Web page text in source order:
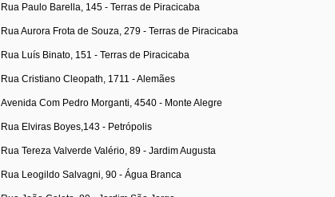
Rua Paulo Barella, 145 - Terras de Piracicaba
Rua Aurora Frota de Souza, 279 - Terras de Piracicaba
Rua Luís Binato, 151 - Terras de Piracicaba
Rua Cristiano Cleopath, 1711 - Alemães
Avenida Com Pedro Morganti, 4540 - Monte Alegre
Rua Elviras Boyes,143 - Petrópolis
Rua Tereza Valverde Valério, 89 - Jardim Augusta
Rua Leogildo Salvagni, 90 - Água Branca